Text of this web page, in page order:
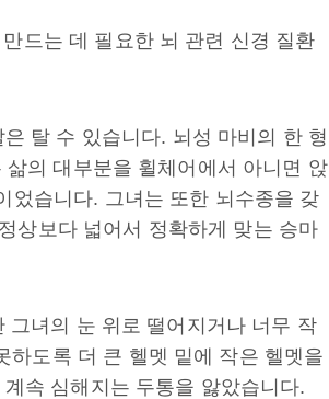
드는 데 필요한 뇌 관련 신경 질환
탈 수 있습니다. 뇌성 마비의 한 형
의 대부분을 휠체어에서 아니면 앉
었습니다. 그녀는 또한 뇌수종을 갖
상보다 넓어서 정확하게 맞는 승마
그녀의 눈 위로 떨어지거나 너무 작
하도록 더 큰 헬멧 밑에 작은 헬멧을
속 심해지는 두통을 앓았습니다.